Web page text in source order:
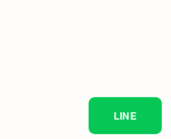
LINE